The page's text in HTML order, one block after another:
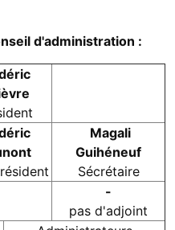
d'administration :
Magali
Guihéneuf
Sécrétaire
-
pas d'adjoint